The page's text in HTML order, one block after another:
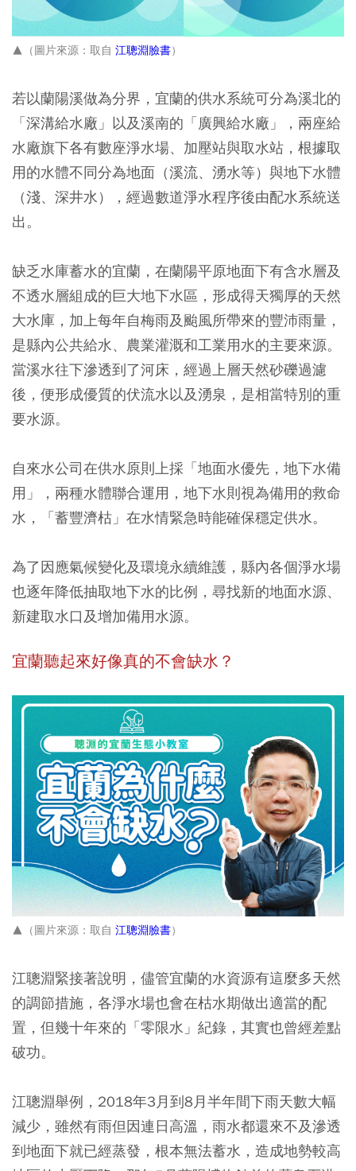
▲（圖片來源：取自 江聰淵臉書）
若以蘭陽溪做為分界，宜蘭的供水系統可分為溪北的
「深溝給水廠」以及溪南的「廣興給水廠」，兩座給
水廠旗下各有數座淨水場、加壓站與取水站，根據取
用的水體不同分為地面（溪流、湧水等）與地下水體
（淺、深井水），經過數道淨水程序後由配水系統送
出。
缺乏水庫蓄水的宜蘭，在蘭陽平原地面下有含水層及
不透水層組成的巨大地下水區，形成得天獨厚的天然
大水庫，加上每年自梅雨及颱風所帶來的豐沛雨量，
是縣內公共給水、農業灌溉和工業用水的主要來源。
當溪水往下滲透到了河床，經過上層天然砂礫過濾
後，便形成優質的伏流水以及湧泉，是相當特別的重
要水源。
自來水公司在供水原則上採「地面水優先，地下水備
用」，兩種水體聯合運用，地下水則視為備用的救命
水，「蓄豐濟枯」在水情緊急時能確保穩定供水。
為了因應氣候變化及環境永續維護，縣內各個淨水場
也逐年降低抽取地下水的比例，尋找新的地面水源、
新建取水口及增加備用水源。
宜蘭聽起來好像真的不會缺水？
▲（圖片來源：取自 江聰淵臉書）
江聰淵緊接著說明，儘管宜蘭的水資源有這麼多天然
的調節措施，各淨水場也會在枯水期做出適當的配
置，但幾十年來的「零限水」紀錄，其實也曾經差點
破功。
江聰淵舉例，2018年3月到8月半年間下雨天數大幅
減少，雖然有雨但因連日高溫，雨水都還來不及滲透
到地面下就已經蒸發，根本無法蓄水，造成地勢較高